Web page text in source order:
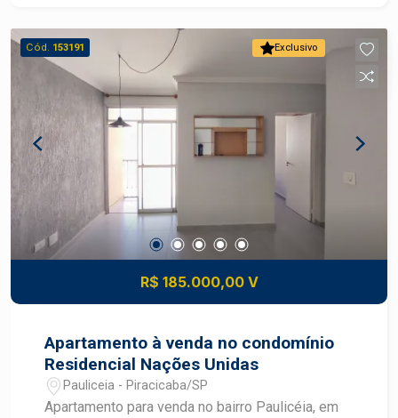
Exclusivo
Cód. 153191
R$ 185.000,00 V
Apartamento à venda no condomínio
Residencial Nações Unidas
Pauliceia - Piracicaba/SP
Apartamento para venda no bairro Paulicéia, em